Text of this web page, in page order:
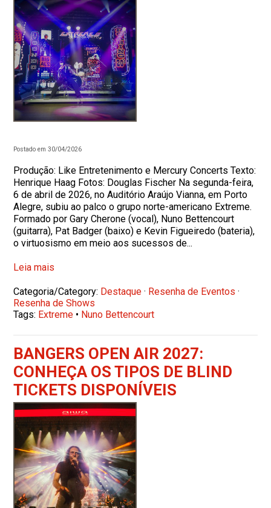
Postado em 30/04/2026
Produção: Like Entretenimento e Mercury Concerts Texto:
Henrique Haag Fotos: Douglas Fischer Na segunda-feira,
6 de abril de 2026, no Auditório Araújo Vianna, em Porto
Alegre, subiu ao palco o grupo norte-americano Extreme.
Formado por Gary Cherone (vocal), Nuno Bettencourt
(guitarra), Pat Badger (baixo) e Kevin Figueiredo (bateria),
o virtuosismo em meio aos sucessos de...
Leia mais
Categoria/Category: Destaque · Resenha de Eventos ·
Resenha de Shows
Tags: Extreme • Nuno Bettencourt
BANGERS OPEN AIR 2027:
CONHEÇA OS TIPOS DE BLIND
TICKETS DISPONÍVEIS